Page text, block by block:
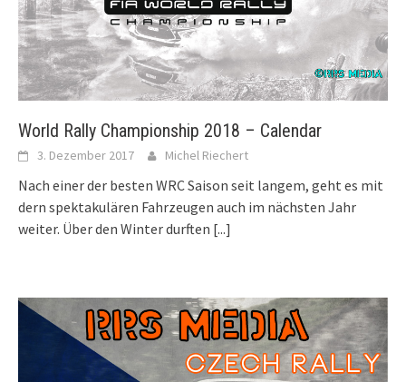
World Rally Championship 2018 – Calendar
3. Dezember 2017 Michel Riechert
Nach einer der besten WRC Saison seit langem, geht es mit
dern spektakulären Fahrzeugen auch im nächsten Jahr
weiter. Über den Winter durften [...]